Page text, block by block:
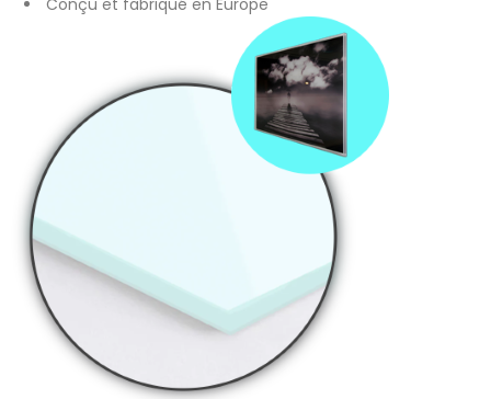
Conçu et fabriqué en Europe